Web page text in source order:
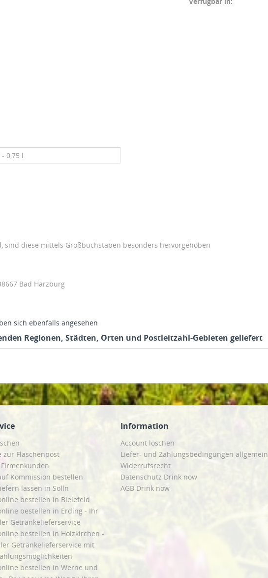
- 0,75 l
sind diese mittels Großbuchstaben besonders hervorgehoben
Bad Harzburg
sich ebenfalls angesehen
Regionen, Städten, Orten und Postleitzahl-Gebieten geliefert
zur Flaschenpost
Kommission bestellen
lassen in Solln
bestellen in Bielefeld
bestellen in Erding - Ihr
Getränkelieferservice
bestellen in Holzkirchen -
Getränkelieferservice mit
bestellen in Werne und
Information
Account löschen
Liefer- und Zahlungsbedingungen allgemein
Widerrufsrecht
Datenschutz Drink now
AGB Drink now